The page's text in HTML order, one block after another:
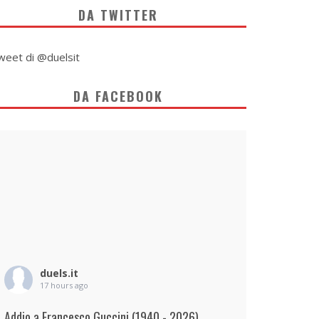
DA TWITTER
di @duelsit
DA FACEBOOK
duels.it
17 hours ago